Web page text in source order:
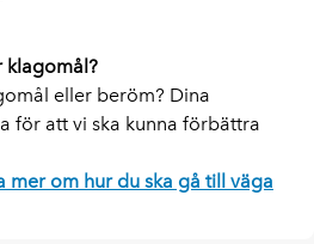
klagomål?
eller beröm? Dina
för att vi ska kunna förbättra
mer om hur du ska gå till väga